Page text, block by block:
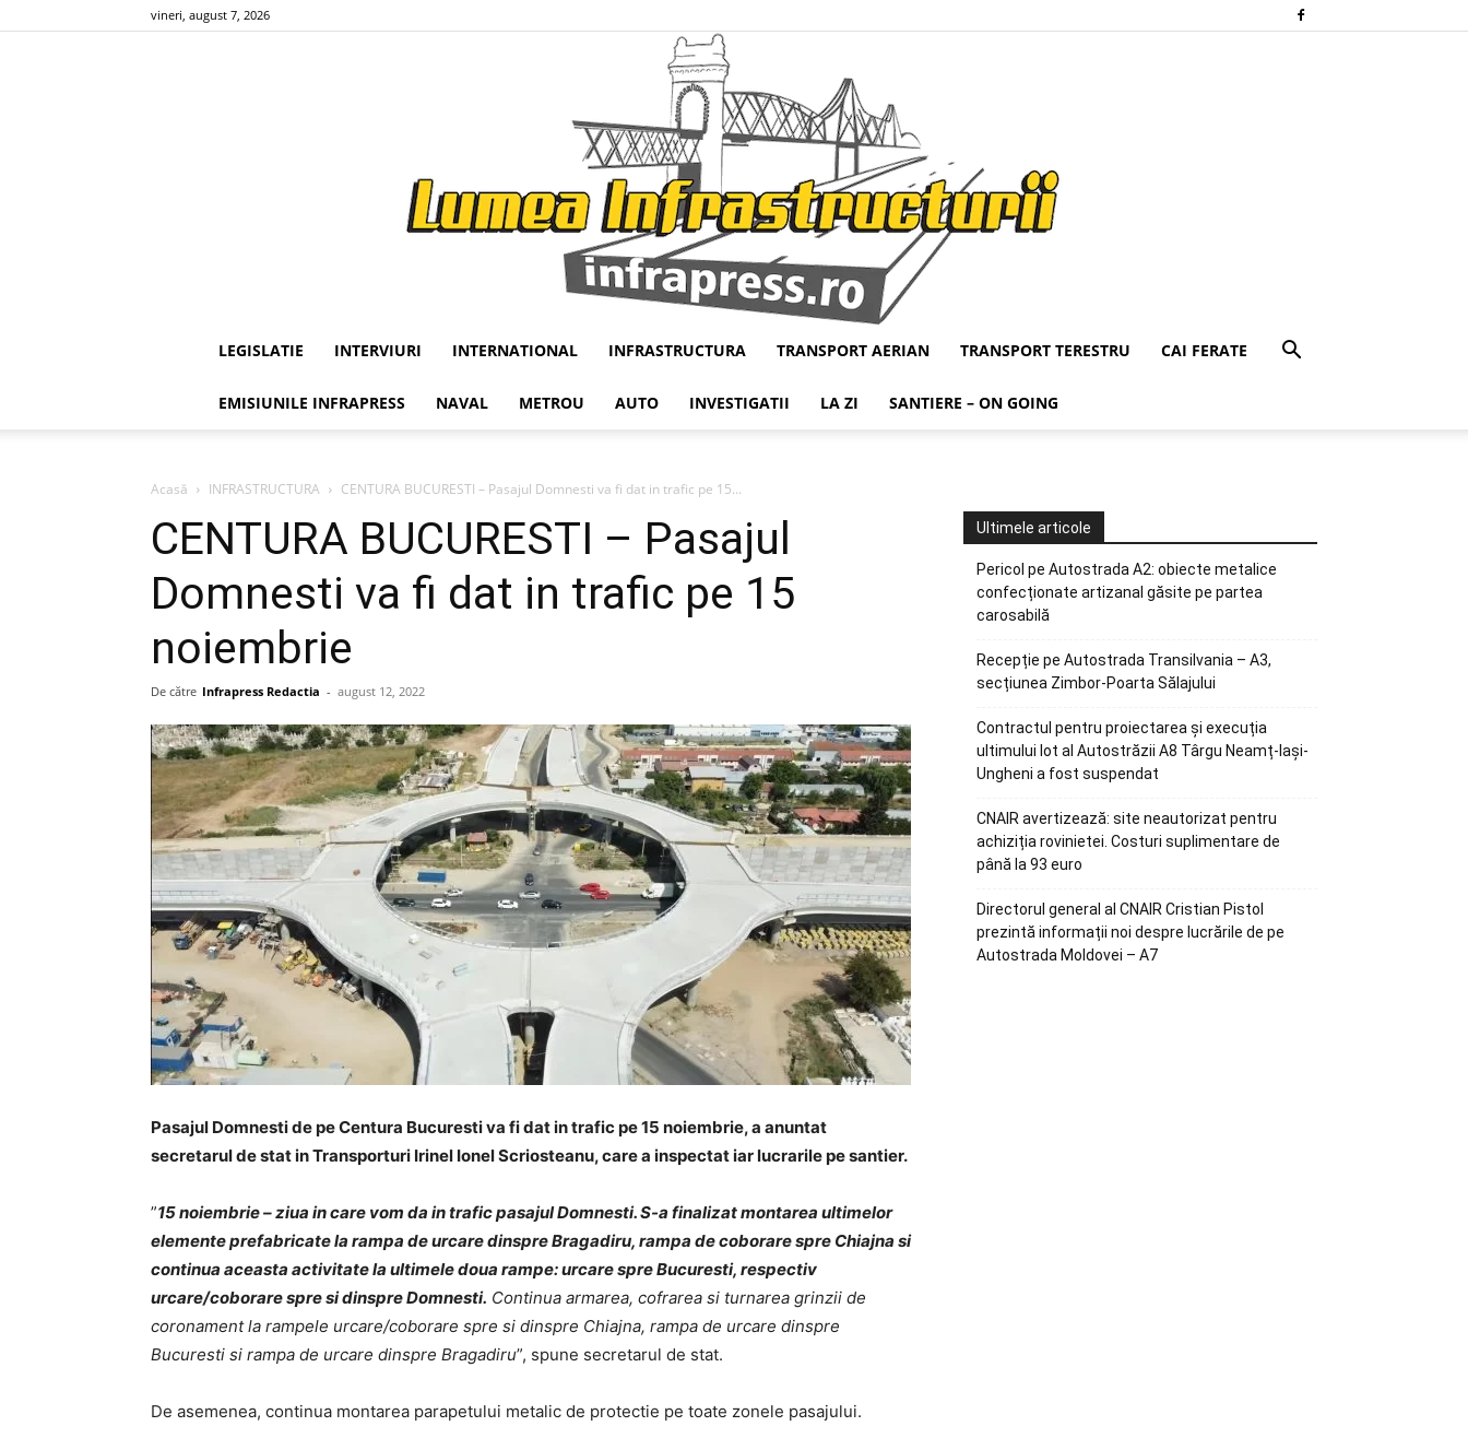
vineri, august 7, 2026
Infrapress
LEGISLATIE INTERVIURI INTERNATIONAL INFRASTRUCTURA TRANSPORT AERIAN TRANSPORT TERESTRU CAI FERATE
EMISIUNILE INFRAPRESS NAVAL METROU AUTO INVESTIGATII LA ZI SANTIERE – ON GOING
Acasă INFRASTRUCTURA CENTURA BUCURESTI – Pasajul Domnesti va fi dat in trafic pe 15...
CENTURA BUCURESTI – Pasajul
Domnesti va fi dat in trafic pe 15
noiembrie
De către Infrapress Redactia - august 12, 2022
Pasajul Domnesti de pe Centura Bucuresti va fi dat in trafic pe 15 noiembrie, a anuntat
secretarul de stat in Transporturi Irinel Ionel Scriosteanu, care a inspectat iar lucrarile pe santier.
”15 noiembrie – ziua in care vom da in trafic pasajul Domnesti.S-a finalizat montarea ultimelor
elemente prefabricate la rampa de urcare dinspre Bragadiru, rampa de coborare spre Chiajna si
continua aceasta activitate la ultimele doua rampe: urcare spre Bucuresti, respectiv
urcare/coborare spre si dinspre Domnesti. Continua armarea, cofrarea si turnarea grinzii de
coronament la rampele urcare/coborare spre si dinspre Chiajna, rampa de urcare dinspre
Bucuresti si rampa de urcare dinspre Bragadiru”, spune secretarul de stat.
De asemenea, continua montarea parapetului metalic de protectie pe toate zonele pasajului.
Ultimele articole
Pericol pe Autostrada A2: obiecte metalice
confecționate artizanal găsite pe partea
carosabilă
Recepție pe Autostrada Transilvania – A3,
secțiunea Zimbor-Poarta Sălajului
Contractul pentru proiectarea și execuția
ultimului lot al Autostrăzii A8 Târgu Neamț-Iași-
Ungheni a fost suspendat
CNAIR avertizează: site neautorizat pentru
achiziția rovinietei. Costuri suplimentare de
până la 93 euro
Directorul general al CNAIR Cristian Pistol
prezintă informații noi despre lucrările de pe
Autostrada Moldovei – A7